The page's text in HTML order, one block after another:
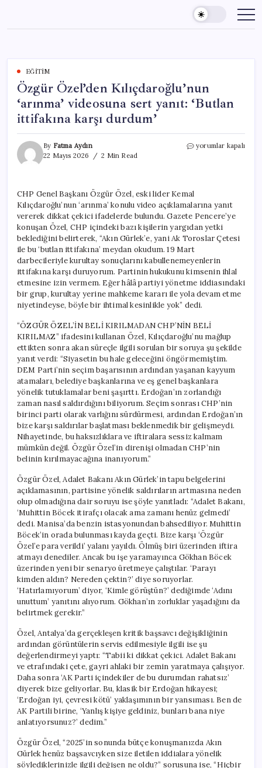
content
EĞITIM
Özgür Özel’den Kılıçdaroğlu’nun
‘arınma’ videosuna sert yanıt: ‘Butlan
ittifakına karşı durdum’
By Fatma Aydın
22 Mayıs 2026
2 Min Read
Özgür
yanıt:
‘Butlan
ittifakına
karşı
durdum’
yorumlar kapalı
CHP Genel Başkanı Özgür Özel, eski lider Kemal
Kılıçdaroğlu’nun ‘arınma’ konulu video açıklamalarına yanıt
vererek dikkat çekici ifadelerde bulundu. Gazete Pencere’ye
konuşan Özel, CHP içindeki bazı kişilerin yargıdan yetki
beklediğini belirterek, “Akın Gürlek’e, yani Ak Toroslar Çetesi
ile bu ‘butlan ittifakına’ meydan okudum. 19 Mart
darbecileriyle kurultay sonuçlarını kabullenemeyenlerin
ittifakına karşı duruyorum. Partinin hukukunu kimsenin ihlal
etmesine izin vermem. Eğer hâlâ partiyi yönetme iddiasındaki
bir grup, kurultay yerine mahkeme kararı ile yola devam etme
niyetindeyse, böyle bir ihtimal kesinlikle yok” dedi.
“ÖZGÜR ÖZEL’İN BELİ KIRILMADAN CHP’NİN BELİ
KIRILMAZ” ifadesini kullanan Özel, Kılıçdaroğlu’nu mağlup
ettikten sonra akan süreçle ilgili sorulan bir soruya şu şekilde
yanıt verdi: “Siyasetin bu hale geleceğini öngörmemiştim.
DEM Parti’nin seçim başarısının ardından yaşanan kayyum
atamaları, belediye başkanlarına ve eş genel başkanlara
yönelik tutuklamalar beni şaşırttı. Erdoğan’ın zorlandığı
zaman nasıl saldırdığını biliyorum. Seçim sonrası CHP’nin
birinci parti olarak varlığını sürdürmesi, ardından Erdoğan’ın
bize karşı saldırılar başlatması beklenmedik bir gelişmeydi.
Nihayetinde, bu haksızlıklara ve iftiralara sessiz kalmam
mümkün değil. Özgür Özel’in direnişi olmadan CHP’nin
belinin kırılmayacağına inanıyorum.”
Özgür Özel, Adalet Bakanı Akın Gürlek’in tapu belgelerini
açıklamasının, partisine yönelik saldırıların artmasına neden
olup olmadığına dair soruyu ise şöyle yanıtladı: “Adalet Bakanı,
‘Muhittin Böcek itirafçı olacak ama zamanı henüz gelmedi’
dedi. Manisa’da benzin istasyonundan bahsediliyor. Muhittin
Böcek’in orada bulunması kayda geçti. Bize karşı ‘Özgür
Özel’e para verildi’ yalanı yayıldı. Ölmüş biri üzerinden iftira
atmayı denediler. Ancak bu işe yaramayınca Gökhan Böcek
üzerinden yeni bir senaryo üretmeye çalıştılar. ‘Parayı
kimden aldın? Nereden çektin?’ diye soruyorlar.
‘Hatırlamıyorum’ diyor, ‘Kimle görüştün?’ dediğimde ‘Adını
unuttum’ yanıtını alıyorum. Gökhan’ın zorluklar yaşadığını da
belirtmek gerekir.”
Özel, Antalya’da gerçekleşen kritik başsavcı değişikliğinin
ardından görüntülerin servis edilmesiyle ilgili ise şu
değerlendirmeyi yaptı: “Tabii ki dikkat çekici. Adalet Bakanı
ve etrafındaki çete, gayri ahlaki bir zemin yaratmaya çalışıyor.
Daha sonra ‘AK Parti içindekiler de bu durumdan rahatsız’
diyerek bize geliyorlar. Bu, klasik bir Erdoğan hikayesi;
‘Erdoğan iyi, çevresi kötü’ yaklaşımının bir yansıması. Ben de
AK Partili birine, ‘Yanlış kişiye geldiniz, bunları bana niye
anlatıyorsunuz?’ dedim.”
Özgür Özel, “2025’in sonunda bütçe konuşmanızda Akın
Gürlek henüz başsavcıyken size iletilen iddialara yönelik
söylediklerinizle ilgili değişen ne oldu?” sorusuna ise, “Hiçbir